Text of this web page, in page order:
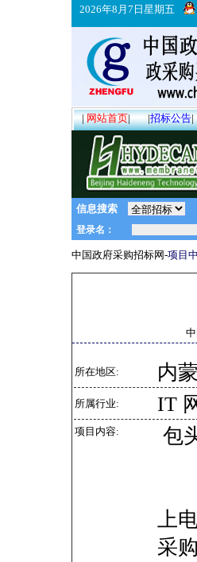
2026年8月7日星期五
|网站首页| |招标公告|
信息搜索
中国政府采购招标网-项目
所在地区: 内
所属行业: IT
项目内容: 包
今
上
采